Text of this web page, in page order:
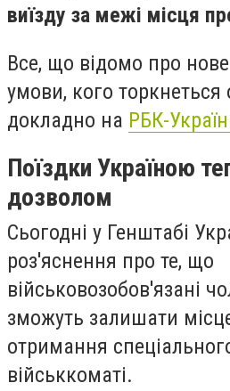
виїзду за межі місця
Все, що відомо про
умови, кого
докладно на РБК-
Поїздки Україною
дозволом
Сьогодні у Генштабі
роз'яснення про те, що
військовозобов'язані
зможуть залишати
отримання
військкоматі.